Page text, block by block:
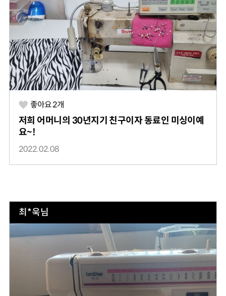
좋아요2개
저희 어머니의 30년지기 친구이자 동료인 미싱이예
요~!
2022.02.08
최*욱님